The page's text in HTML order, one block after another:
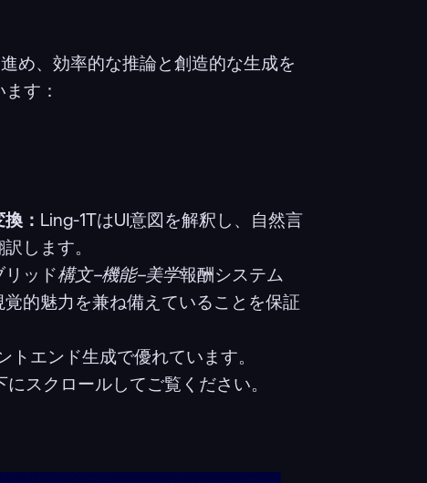
め、効率的な推論と創造的な生成を
す：
： Ling-1TはUI意図を解釈し、自然言
します。
ッド構文–機能–美学報酬システム
的魅力を兼ね備えていることを保証
トエンド生成で優れています。
スクロールしてご覧ください。